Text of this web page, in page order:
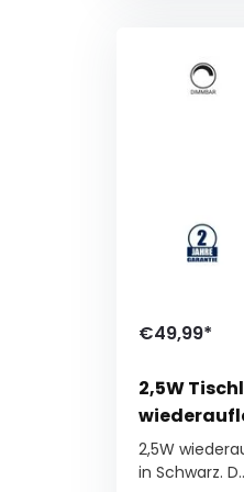
€49,99*
2,5W
2,5W
in Schwarz.